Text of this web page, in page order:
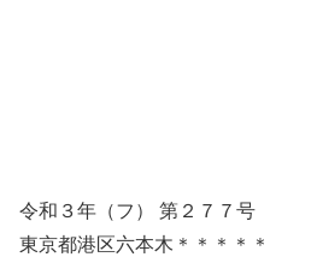
令和３年（フ） 第２７７号
東京都港区六本木＊＊＊＊＊